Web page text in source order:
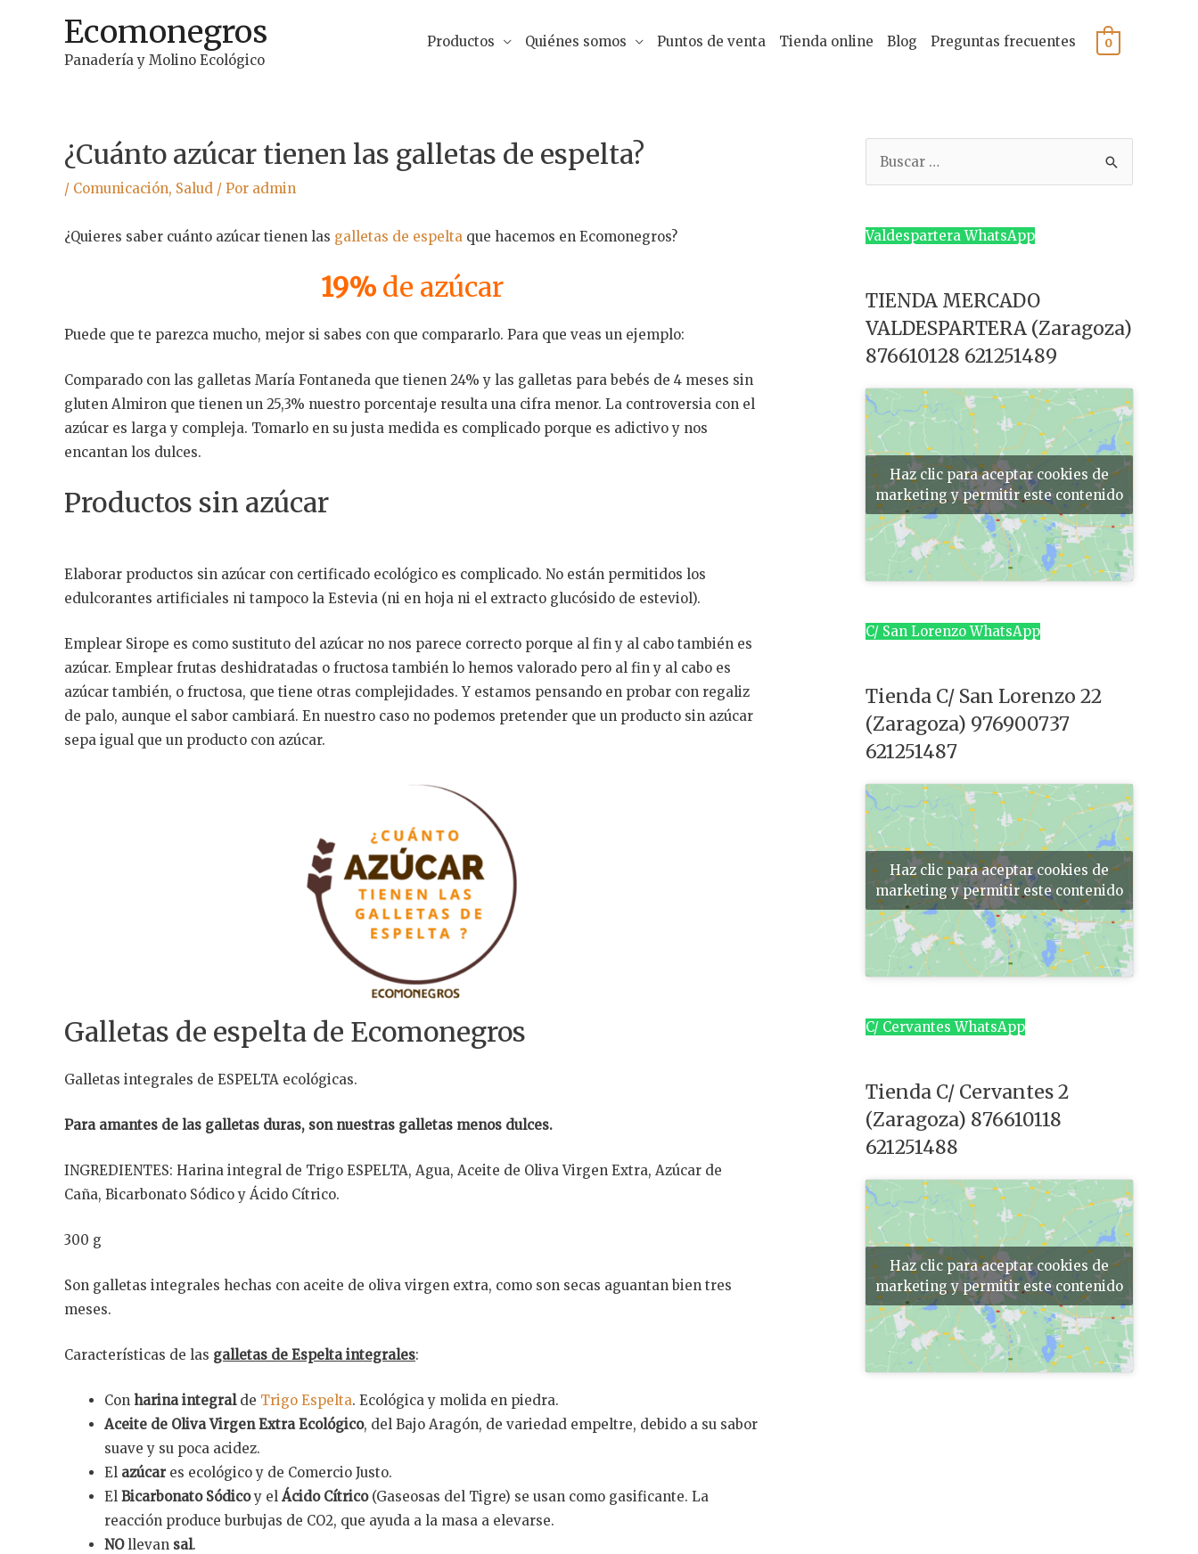
contenido
Ecomonegros
Panadería y Molino Ecológico
Productos Quiénes somos Puntos de venta Tienda online Blog Preguntas frecuentes 0
¿Cuánto azúcar tienen las galletas de espelta?
/ Comunicación, Salud / Por admin
¿Quieres saber cuánto azúcar tienen las galletas de espelta que hacemos en Ecomonegros?
19%de azúcar
Puede que te parezca mucho, mejor si sabes con que compararlo. Para que veas un ejemplo:
Comparado con las galletas María Fontaneda que tienen 24% y las galletas para bebés de 4 meses sin
gluten Almiron que tienen un 25,3% nuestro porcentaje resulta una cifra menor. La controversia con el
azúcar es larga y compleja. Tomarlo en su justa medida es complicado porque es adictivo y nos
encantan los dulces.
Productos sin azúcar
Elaborar productos sin azúcar con certificado ecológico es complicado. No están permitidos los
edulcorantes artificiales ni tampoco la Estevia (ni en hoja ni el extracto glucósido de esteviol).
Emplear Sirope es como sustituto del azúcar no nos parece correcto porque al fin y al cabo también es
azúcar. Emplear frutas deshidratadas o fructosa también lo hemos valorado pero al fin y al cabo es
azúcar también, o fructosa, que tiene otras complejidades. Y estamos pensando en probar con regaliz
de palo, aunque el sabor cambiará. En nuestro caso no podemos pretender que un producto sin azúcar
sepa igual que un producto con azúcar.
Galletas de espelta de Ecomonegros
Galletas integrales de ESPELTA ecológicas.
Para amantes de las galletas duras, son nuestras galletas menos dulces.
INGREDIENTES: Harina integral de Trigo ESPELTA, Agua, Aceite de Oliva Virgen Extra, Azúcar de
Caña, Bicarbonato Sódico y Ácido Cítrico.
300 g
Son galletas integrales hechas con aceite de oliva virgen extra, como son secas aguantan bien tres
meses.
Características de las galletas de Espelta integrales:
Con harina integralde Trigo Espelta. Ecológica y molida en piedra.
Aceite de Oliva Virgen Extra Ecológico, del Bajo Aragón, de variedad empeltre, debido a su sabor
suave y su poca acidez.
El azúcares ecológico y de Comercio Justo.
El Bicarbonato Sódicoy el Ácido Cítrico(Gaseosas del Tigre) se usan como gasificante. La
reacción produce burbujas de CO2, que ayuda a la masa a elevarse.
NOllevan sal.
c
p
o
r
:
Valdespartera WhatsApp
TIENDA MERCADO
VALDESPARTERA (Zaragoza)
876610128 621251489
Haz clic para aceptar cookies de
marketing y permitir este contenido
C/ San Lorenzo WhatsApp
Tienda C/ San Lorenzo 22
(Zaragoza) 976900737
621251487
Haz clic para aceptar cookies de
marketing y permitir este contenido
C/ Cervantes WhatsApp
Tienda C/ Cervantes 2
(Zaragoza) 876610118
621251488
Haz clic para aceptar cookies de
marketing y permitir este contenido